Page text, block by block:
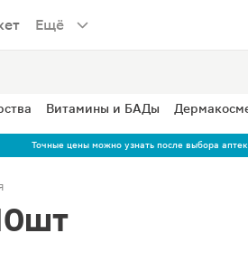
Ещё
Витамины и БАДы
Точные цены можно узнать после выбора